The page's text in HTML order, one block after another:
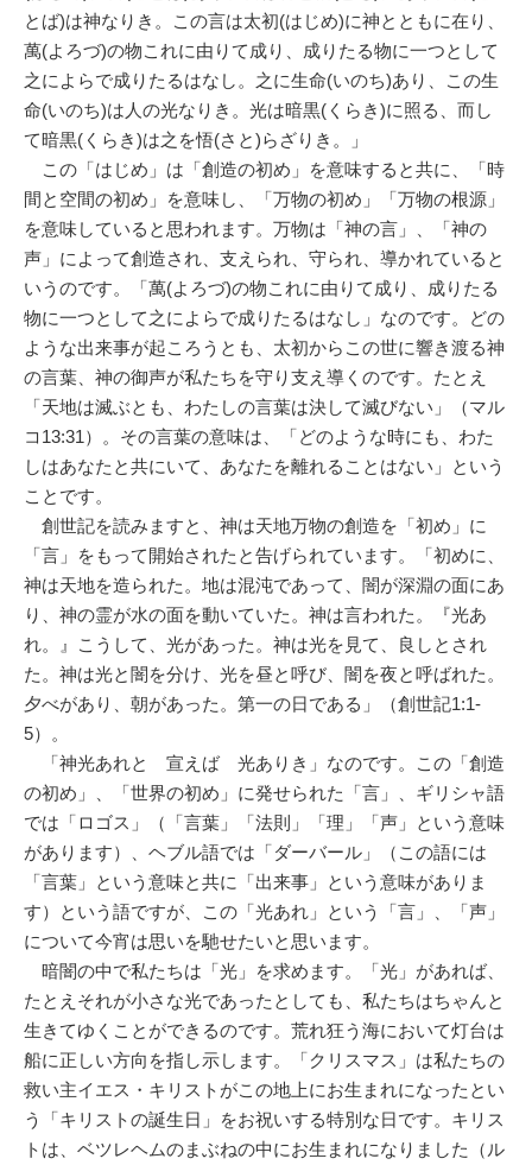
とば)は神なりき。この言は太初(はじめ)に神とともに在り、
萬(よろづ)の物これに由りて成り、成りたる物に一つとして
之によらで成りたるはなし。之に生命(いのち)あり、この生
命(いのち)は人の光なりき。光は暗黒(くらき)に照る、而し
て暗黒(くらき)は之を悟(さと)らざりき。」
この「はじめ」は「創造の初め」を意味すると共に、「時
間と空間の初め」を意味し、「万物の初め」「万物の根源」
を意味していると思われます。万物は「神の言」、「神の
声」によって創造され、支えられ、守られ、導かれていると
いうのです。「萬(よろづ)の物これに由りて成り、成りたる
物に一つとして之によらで成りたるはなし」なのです。どの
ような出来事が起ころうとも、太初からこの世に響き渡る神
の言葉、神の御声が私たちを守り支え導くのです。たとえ
「天地は滅ぶとも、わたしの言葉は決して滅びない」（マル
コ13:31）。その言葉の意味は、「どのような時にも、わた
しはあなたと共にいて、あなたを離れることはない」という
ことです。
創世記を読みますと、神は天地万物の創造を「初め」に
「言」をもって開始されたと告げられています。「初めに、
神は天地を造られた。地は混沌であって、闇が深淵の面にあ
り、神の霊が水の面を動いていた。神は言われた。『光あ
れ。』こうして、光があった。神は光を見て、良しとされ
た。神は光と闇を分け、光を昼と呼び、闇を夜と呼ばれた。
夕べがあり、朝があった。第一の日である」（創世記1:1-
5）。
「神光あれと 宣えば 光ありき」なのです。この「創造
の初め」、「世界の初め」に発せられた「言」、ギリシャ語
では「ロゴス」（「言葉」「法則」「理」「声」という意味
があります）、ヘブル語では「ダーバール」（この語には
「言葉」という意味と共に「出来事」という意味がありま
す）という語ですが、この「光あれ」という「言」、「声」
について今宵は思いを馳せたいと思います。
暗闇の中で私たちは「光」を求めます。「光」があれば、
たとえそれが小さな光であったとしても、私たちはちゃんと
生きてゆくことができるのです。荒れ狂う海において灯台は
船に正しい方向を指し示します。「クリスマス」は私たちの
救い主イエス・キリストがこの地上にお生まれになったとい
う「キリストの誕生日」をお祝いする特別な日です。キリス
トは、ベツレヘムのまぶねの中にお生まれになりました（ル